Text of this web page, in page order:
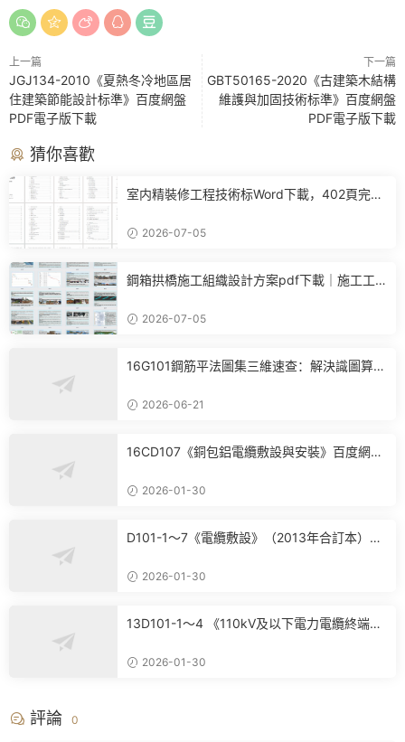
上一篇
JGJ134-2010《夏熱冬冷地區居
住建築節能設計标準》百度網盤
PDF電子版下載
下一篇
GBT50165-2020《古建築木結構
維護與加固技術标準》百度網盤
PDF電子版下載
猜你喜歡
室内精裝修工程技術标Word下載，402頁完整
2026-07-05
鋼箱拱橋施工組織設計方案pdf下載｜施工工
2026-07-05
16G101鋼筋平法圖集三維速查：解決識圖算
2026-06-21
16CD107《銅包鋁電纜敷設與安裝》百度網盤
2026-01-30
D101-1～7《電纜敷設》（2013年合訂本）百
2026-01-30
13D101-1～4 《110kV及以下電力電纜終端和
載 2026-01-30
評論 0